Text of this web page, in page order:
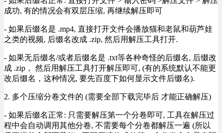
成功, 有的情况会有双层压缩, 再继续解压即可
- 如果后缀名是 .mp4, 直接打开文件会播放猫和老鼠和葫芦娃
之类的视频, 后缀名改成 .zip, 然后用解压工具打开.
- 如果无后缀名/或者后缀名是 .txt等各种奇怪的后缀名, 后缀改
成 .zip， 然后用解压工具打开解压即可, (有的系统默认不能更
改后缀名，这种情况, 要先百度下如何显示文件后缀名).
2. 多个压缩分卷文件的 (需要全部下载完毕后 才能正确解压)
- 如果后缀名正常: 只需要解压第一个分卷即可, 工具在解压过
程中会自动调用其他分卷, 不需要每个分卷都解压一遍 (所以